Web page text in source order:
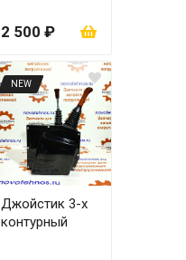
2 500 ₽
NEW
Джойстик 3-х
контурный